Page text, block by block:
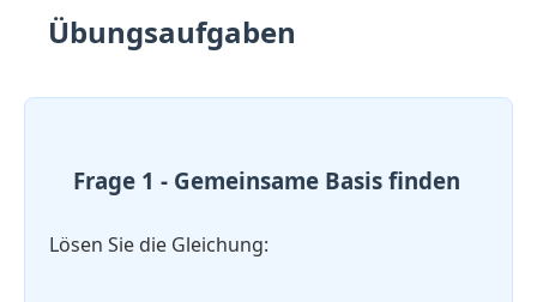
Übungsaufgaben
Frage 1 - Gemeinsame Basis finden
Lösen Sie die Gleichung: